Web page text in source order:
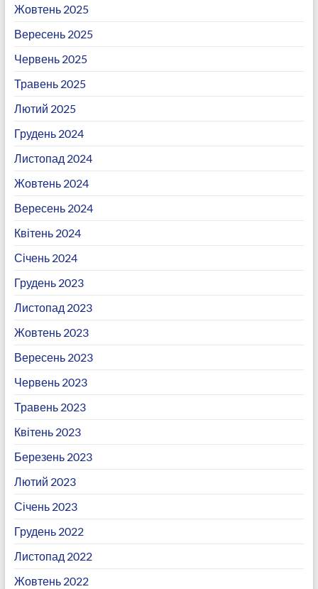
Жовтень 2025
Вересень 2025
Червень 2025
Травень 2025
Лютий 2025
Грудень 2024
Листопад 2024
Жовтень 2024
Вересень 2024
Квітень 2024
Січень 2024
Грудень 2023
Листопад 2023
Жовтень 2023
Вересень 2023
Червень 2023
Травень 2023
Квітень 2023
Березень 2023
Лютий 2023
Січень 2023
Грудень 2022
Листопад 2022
Жовтень 2022